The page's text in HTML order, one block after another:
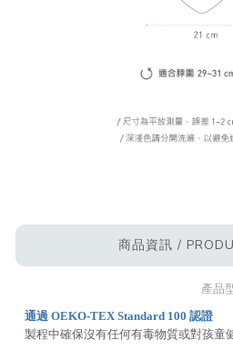
商品資訊 /
產品
通過 OEKO-TEX Standard 100 認證
製程中確保沒有任何有毒物質或對孩童